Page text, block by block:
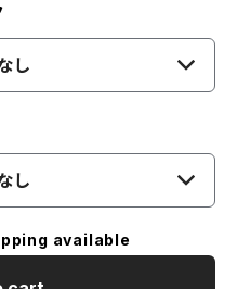
し
し
available